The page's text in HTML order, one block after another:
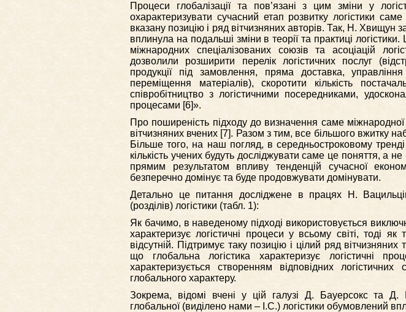
Процеси глобалізації та пов’язані з цим зміни у
охарактеризувати сучасний етап розвитку логістики
вказану позицію і ряд вітчизняних авторів. Так, Н. Хвищун
вплинула на подальші зміни в теорії та практиці
міжнародних спеціалізованих союзів та асоціацій
дозволили розширити перелік логістичних послуг
продукції під замовлення, пряма доставка,
переміщення матеріалів), скоротити кількість
співробітництво з логістичними посередниками,
процесами [6]».
Про поширеність підходу до визначення саме міжнародної
вітчизняних вчених [7]. Разом з тим, все більшого вжитку
Більше того, на наш погляд, в середньостроковому
кількість учених будуть досліджувати саме це поняття, а
прямим результатом впливу тенденцій сучасної
безперечно домінує та буде продовжувати домінувати.
Детально це питання досліджене в працях Н.
(розділів) логістики (табл. 1):
Як бачимо, в наведеному підході використовується
характеризує логістичні процеси у всьому світі, тоді як
відсутній. Підтримує таку позицію і цілий ряд
що глобальна логістика характеризує логістичні
характеризується створенням відповідних логістичних
глобального характеру.
Зокрема, відомі вчені у цій галузі Д. Бауерсокс та
глобальної (виділено нами – І.С.) логістики обумовлений